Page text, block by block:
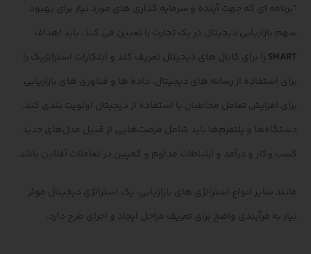
“برنامه ای که جهت آینده و سرمایه گذاری های مورد نیاز برای بهبود
سهم بازاریابی دیجیتال در یک تجارت را تعیین می کند. باید اهداف
SMART را برای کانال های دیجیتال تعریف کند و ابتکارات استراتژیک را
برای استفاده از رسانه های دیجیتال، داده ها و فناوری های بازاریابی
برای افزایش تعامل مخاطبان با استفاده از دیجیتال اولویت بندی کند.
دستگاه‌ها و پلتفرم‌ها باید شامل فرصت‌هایی از قبیل مدل‌های جدید
کسب ‌وکار و درآمد و ارتباطات مداوم و کمپین در تعاملات آفلاین باشد.
مانند سایر انواع استراتژی های بازاریابی، یک استراتژی دیجیتال موثر
نیاز به فرآیندی واضح برای تعریف مراحل ایجاد و اجرای طرح دارد.